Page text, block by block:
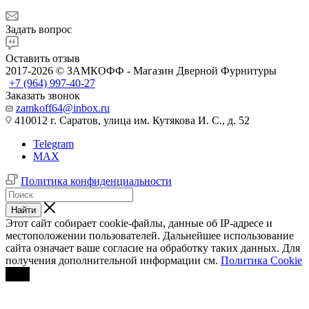
Задать вопрос
Оставить отзыв
2017-2026 © ЗАМКОФФ - Магазин Дверной Фурнитуры
+7 (964) 997-40-27
Заказать звонок
zamkoff64@inbox.ru
410012 г. Саратов, улица им. Кутякова И. С., д. 52
Telegram
MAX
Политика конфиденциальности
Найти
Этот сайт собирает cookie-файлы, данные об IP-адресе и
местоположении пользователей. Дальнейшее использование
сайта означает ваше согласие на обработку таких данных. Для
получения дополнительной информации см. Политика Cookie